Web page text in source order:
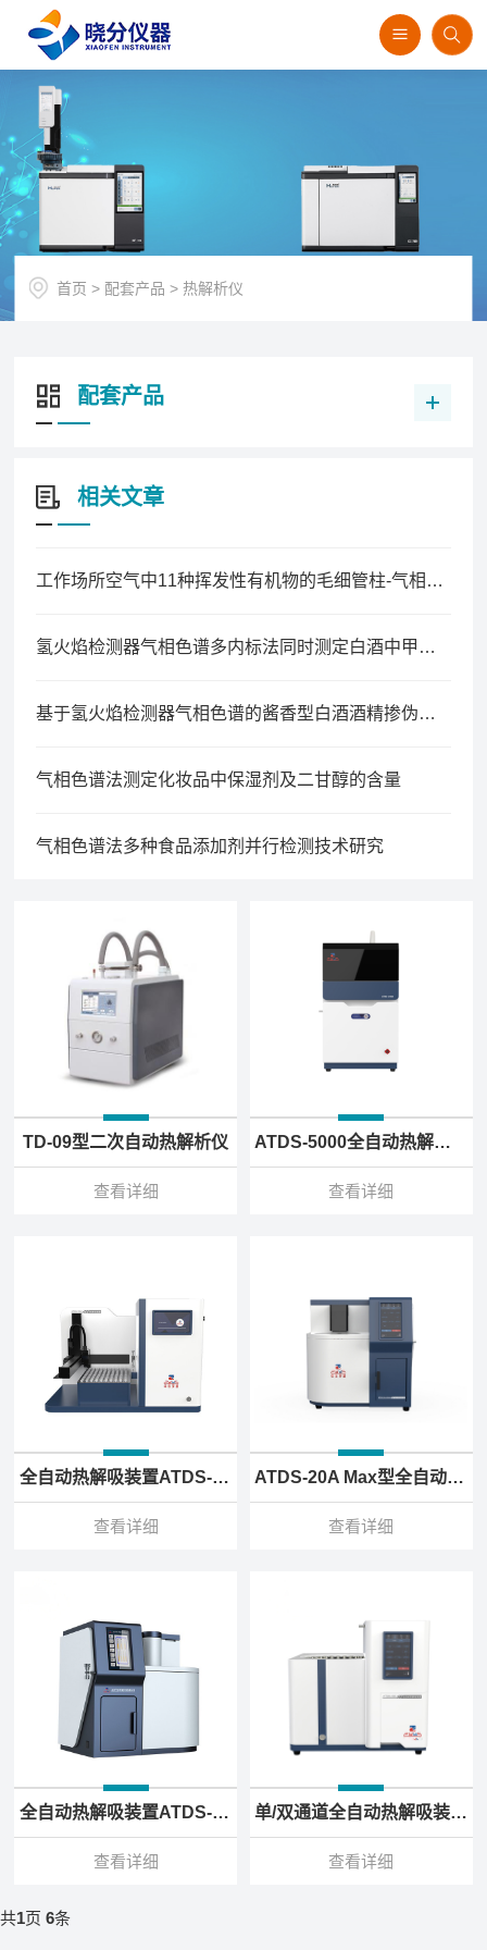
首页 > 配套产品 >热解析仪
配套产品
相关文章
工作场所空气中11种挥发性有机物的毛细管柱-气相色谱同时测定法
氢火焰检测器气相色谱多内标法同时测定白酒中甲醇、酯类及其酸类含量
基于氢火焰检测器气相色谱的酱香型白酒酒精掺伪鉴别技术研究
气相色谱法测定化妆品中保湿剂及二甘醇的含量
气相色谱法多种食品添加剂并行检测技术研究
TD-09型二次自动热解析仪
查看详细
ATDS-5000全自动热解吸仪
查看详细
全自动热解吸装置ATDS-150A
查看详细
ATDS-20A Max型全自动热解吸仪
查看详细
全自动热解吸装置ATDS-20A
查看详细
单/双通道全自动热解吸装置ATDS-30B/20D/30D
查看详细
共1页 6条